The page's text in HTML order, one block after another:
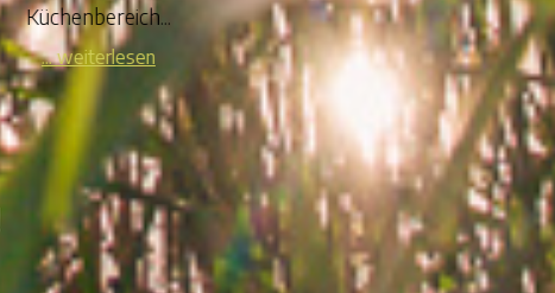
Küchenbereich...
... weiterlesen